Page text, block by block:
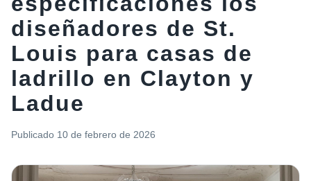
diseñadores de St.
Louis para casas de
ladrillo en Clayton y
Ladue
Publicado 10 de febrero de 2026